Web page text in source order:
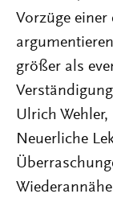
Vorzüge
größer als
Ulrich
Neuerliche